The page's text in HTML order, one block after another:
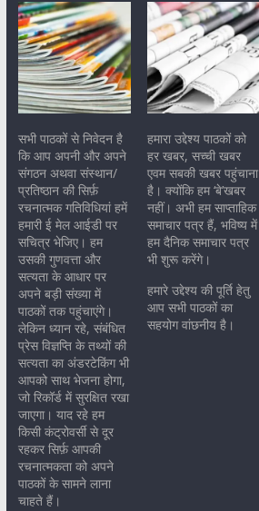
सभी पाठकों से निवेदन है
कि आप अपनी और अपने
संगठन अथवा संस्थान/
प्रतिष्ठान की सिर्फ़
रचनात्मक गतिविधियां हमें
हमारी ई मेल आईडी पर
सचित्र भेजिए। हम
उसकी गुणवत्ता और
सत्यता के आधार पर
अपने बड़ी संख्या में
पाठकों तक पहुंचाएंगे।
लेकिन ध्यान रहे, संबंधित
प्रेस विज्ञप्ति के तथ्यों की
सत्यता का अंडरटेकिंग भी
आपको साथ भेजना होगा,
जो रिकॉर्ड में सुरक्षित रखा
जाएगा। याद रहे हम
किसी कंट्रोवर्सी से दूर
रहकर सिर्फ़ आपकी
रचनात्मकता को अपने
पाठकों के सामने लाना
चाहते हैं।
हमारा उद्देश्य पाठकों को
हर खबर, सच्ची खबर
एवम सबकी खबर पहुंचाना
है। क्योंकि हम ‘बे’खबर
नहीं। अभी हम साप्ताहिक
समाचार पत्र हैं, भविष्य में
हम दैनिक समाचार पत्र
भी शुरू करेंगे।
हमारे उद्देश्य की पूर्ति हेतु
आप सभी पाठकों का
सहयोग वांछनीय है।